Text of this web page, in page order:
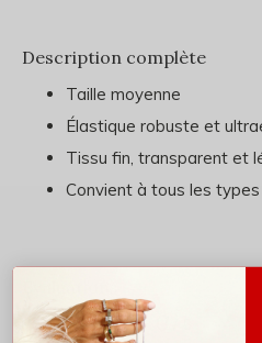
Description complète
Taille moyenne
Élastique robuste et
Tissu fin, transparent et
Convient à tous les